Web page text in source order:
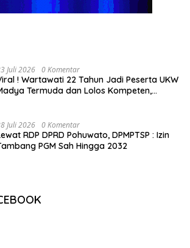
Juli 2026 0 Komentar
! Wartawati 22 Tahun Jadi Peserta UKW
Termuda dan Lolos Kompeten,
Juli 2026 0 Komentar
RDP DPRD Pohuwato, DPMPTSP : Izin
PGM Sah Hingga 2032